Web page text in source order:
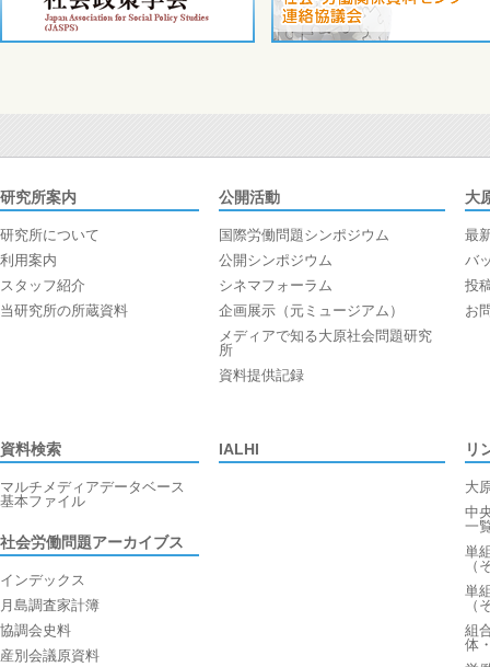
研究所案内
研究所について
利用案内
スタッフ紹介
当研究所の所蔵資料
公開活動
国際労働問題シンポジウム
公開シンポジウム
シネマフォーラム
企画展示（元ミュージアム）
メディアで知る大原社会問題研究
所
資料提供記録
大
最
バ
投
お
資料検索
マルチメディアデータベース
基本ファイル
社会労働問題アーカイブス
インデックス
月島調査家計簿
協調会史料
産別会議原資料
IALHI リ
大
中
一
単
（
単
（
組
体